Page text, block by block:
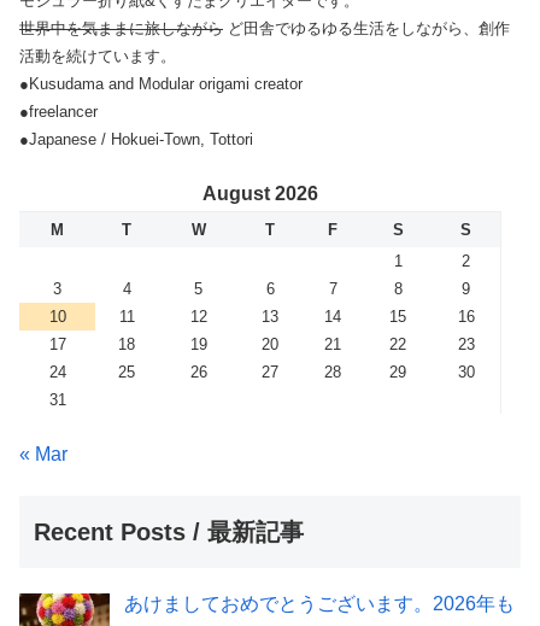
世界中を気ままに旅しながら ど田舎でゆるゆる生活をしながら、創作
活動を続けています。
●Kusudama and Modular origami creator
●freelancer
●Japanese / Hokuei-Town, Tottori
August 2026
M T W T F S
S
1
2
3
4 5 6 7 8
9
10
11 12 13 14 15
16
17
18 19 20 21 22
23
24
25 26 27 28 29
30
31
« Mar
Recent Posts / 最新記事
あけましておめでとうございます。2026年も